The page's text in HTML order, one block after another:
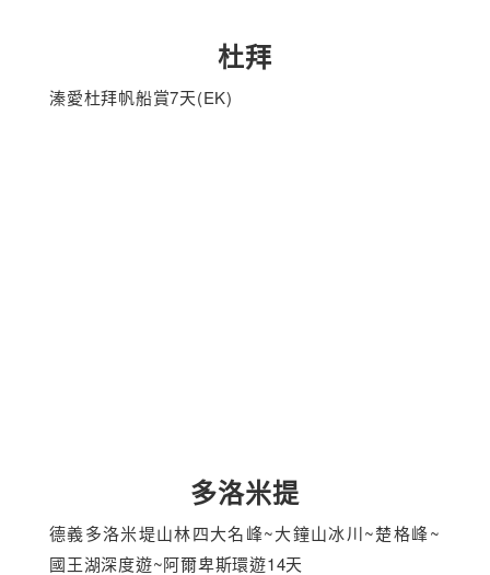
杜拜
溱愛杜拜帆船賞7天(EK)
多洛米提
德義多洛米堤山林四大名峰~大鐘山冰川~楚格峰~
國王湖深度遊~阿爾卑斯環遊14天